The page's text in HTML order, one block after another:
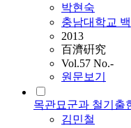
박현숙
충남대학교
2013
百濟硏究
Vol.57 No.-
원문보기
목관묘군과 철기출
김민철